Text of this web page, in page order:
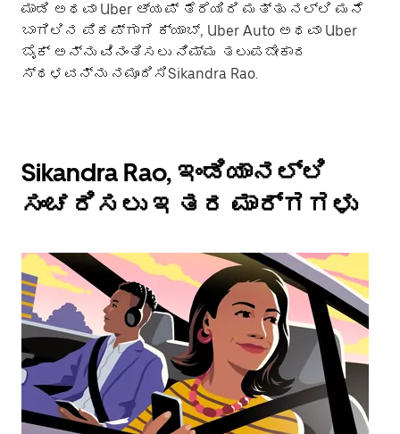
ಮಾಡಿ ಅಥವಾ Uber ಆ್ಯಪ್ ತೆರೆಯಿರಿ ಮತ್ತು ನಲ್ಲಿ ಮನೆ
ಬಾಗಿಲಿನ ಪಿಕಪ್‌ಗಾಗಿ ಕ್ಯಾಬ್, Uber Auto ಅಥವಾ Uber
ಬೈಕ್ ಅನ್ನು ವಿನಂತಿಸಲು ನಿಮ್ಮ ತಲುಪಬೇಕಾದ
ಸ್ಥಳವನ್ನು ನಮೂದಿಸಿSikandra Rao.
Sikandra Rao, ಇಂಡಿಯಾನಲ್ಲಿ
ಸಂಚರಿಸಲು ಇತರ ಮಾರ್ಗಗಳು